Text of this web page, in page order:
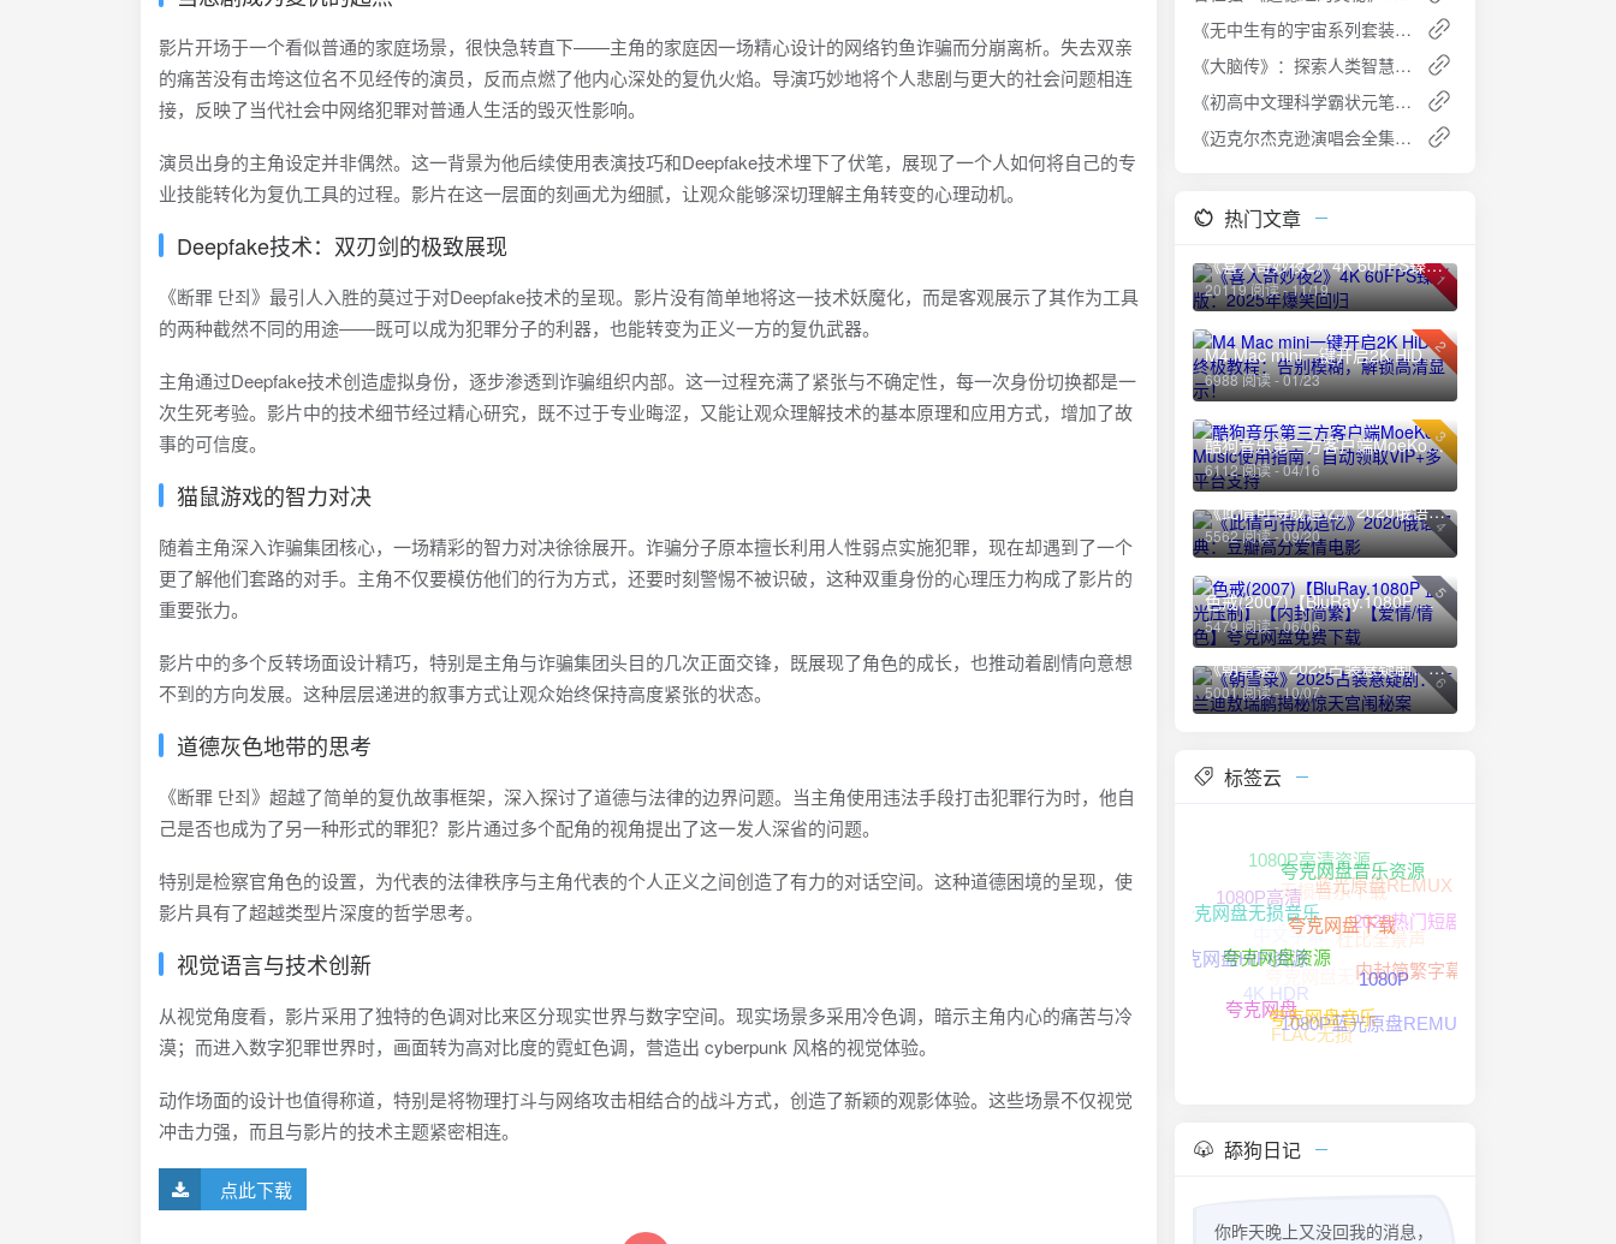
影片开场于一个看似普通的家庭场景，很快急转直下——主角的家庭因一场精心设计的网络钓鱼诈骗而分崩离析。失去双亲
的痛苦没有击垮这位名不见经传的演员，反而点燃了他内心深处的复仇火焰。导演巧妙地将个人悲剧与更大的社会问题相连
接，反映了当代社会中网络犯罪对普通人生活的毁灭性影响。
演员出身的主角设定并非偶然。这一背景为他后续使用表演技巧和Deepfake技术埋下了伏笔，展现了一个人如何将自己的专
业技能转化为复仇工具的过程。影片在这一层面的刻画尤为细腻，让观众能够深切理解主角转变的心理动机。
Deepfake技术：双刃剑的极致展现
《断罪 단죄》最引人入胜的莫过于对Deepfake技术的呈现。影片没有简单地将这一技术妖魔化，而是客观展示了其作为工具
的两种截然不同的用途——既可以成为犯罪分子的利器，也能转变为正义一方的复仇武器。
主角通过Deepfake技术创造虚拟身份，逐步渗透到诈骗组织内部。这一过程充满了紧张与不确定性，每一次身份切换都是一
次生死考验。影片中的技术细节经过精心研究，既不过于专业晦涩，又能让观众理解技术的基本原理和应用方式，增加了故
事的可信度。
猫鼠游戏的智力对决
随着主角深入诈骗集团核心，一场精彩的智力对决徐徐展开。诈骗分子原本擅长利用人性弱点实施犯罪，现在却遇到了一个
更了解他们套路的对手。主角不仅要模仿他们的行为方式，还要时刻警惕不被识破，这种双重身份的心理压力构成了影片的
重要张力。
影片中的多个反转场面设计精巧，特别是主角与诈骗集团头目的几次正面交锋，既展现了角色的成长，也推动着剧情向意想
不到的方向发展。这种层层递进的叙事方式让观众始终保持高度紧张的状态。
道德灰色地带的思考
《断罪 단죄》超越了简单的复仇故事框架，深入探讨了道德与法律的边界问题。当主角使用违法手段打击犯罪行为时，他自
己是否也成为了另一种形式的罪犯？影片通过多个配角的视角提出了这一发人深省的问题。
特别是检察官角色的设置，为代表的法律秩序与主角代表的个人正义之间创造了有力的对话空间。这种道德困境的呈现，使
影片具有了超越类型片深度的哲学思考。
视觉语言与技术创新
从视觉角度看，影片采用了独特的色调对比来区分现实世界与数字空间。现实场景多采用冷色调，暗示主角内心的痛苦与冷
漠；而进入数字犯罪世界时，画面转为高对比度的霓虹色调，营造出 cyberpunk 风格的视觉体验。
动作场面的设计也值得称道，特别是将物理打斗与网络攻击相结合的战斗方式，创造了新颖的观影体验。这些场景不仅视觉
冲击力强，而且与影片的技术主题紧密相连。
点此下载
《无中生有的宇宙系列套装》[10册]
《大脑传》：探索人类智慧的奥秘【人文社科】PDF全格式 | 免费下载
《初高中文理科学霸状元笔记PDF》夸克网盘高速下载+免费资源
《迈克尔杰克逊演唱会全集》夸克网盘高速下载+免费资源
热门文章
1
《喜人奇妙夜2》4K 60FPS臻彩版：2025年爆笑回归
20119 阅读 - 11/19
2
M4 Mac mini一键开启2K HiDPI终极教程：告别模糊，解锁高清显示！
6988 阅读 - 01/23
3
酷狗音乐第三方客户端MoeKoe Music使用指南：自动领取VIP+多平台支持
6112 阅读 - 04/16
4
《此情可待成追忆》2020俄语经典：豆瓣高分爱情电影
5562 阅读 - 09/20
5
色戒(2007)【BluRay.1080P 蓝光压制】【内封简繁】【爱情/情色】夸克网盘免费下载
5479 阅读 - 06/06
6
《朝雪录》2025古装悬疑剧：李兰迪敖瑞鹏揭秘惊天宫闱秘案
5001 阅读 - 10/07
标签云
夸克网盘无损音乐
夸克网盘下载
夸克网盘音乐资源
1080P高清资源
1080P高清
夸克网盘HIFI资源
夸克网盘
夸克网盘音乐
1080P
2025热门短剧
蓝光原盘REMUX
无损音乐下载
中文字幕
FLAC无损
1080P蓝光原盘REMUX
内封简繁字幕
杜比全景声
夸克网盘无损音源
舔狗日记
你昨天晚上又没回我的消息，